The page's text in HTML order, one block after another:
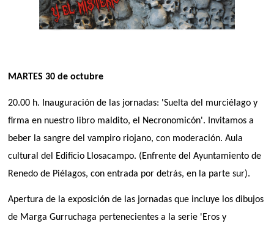
MARTES 30 de octubre
20.00 h. Inauguración de las jornadas: 'Suelta del murciélago y
firma en nuestro libro maldito, el Necronomicón'. Invitamos a
beber la sangre del vampiro riojano, con moderación. Aula
cultural del Edificio Llosacampo. (Enfrente del Ayuntamiento de
Renedo de Piélagos, con entrada por detrás, en la parte sur).
Apertura de la exposición de las jornadas que incluye los dibujos
de Marga Gurruchaga pertenecientes a la serie 'Eros y